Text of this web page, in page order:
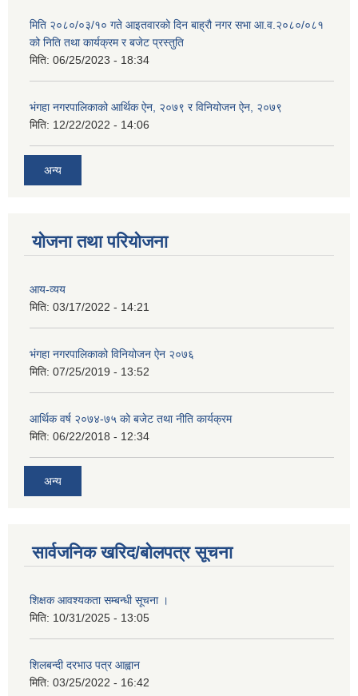
मिति २०८०/०३/१० गते आइतवारको दिन बाह्रौ नगर सभा आ.व.२०८०/०८१
को निति तथा कार्यक्रम र बजेट प्रस्तुति
मिति: 06/25/2023 - 18:34
भंगहा नगरपालिकाको आर्थिक ऐन, २०७९ र विनियोजन ऐन, २०७९
मिति: 12/22/2022 - 14:06
अन्य
योजना तथा परियोजना
आय-व्यय
मिति: 03/17/2022 - 14:21
भंगहा नगरपालिकाको विनियोजन ऐन २०७६
मिति: 07/25/2019 - 13:52
आर्थिक वर्ष २०७४-७५ को बजेट तथा नीति कार्यक्रम
मिति: 06/22/2018 - 12:34
अन्य
सार्वजनिक खरिद/बोलपत्र सूचना
शिक्षक आवश्यकता सम्बन्धी सूचना ।
मिति: 10/31/2025 - 13:05
शिलबन्दी दरभाउ पत्र आह्वान
मिति: 03/25/2022 - 16:42